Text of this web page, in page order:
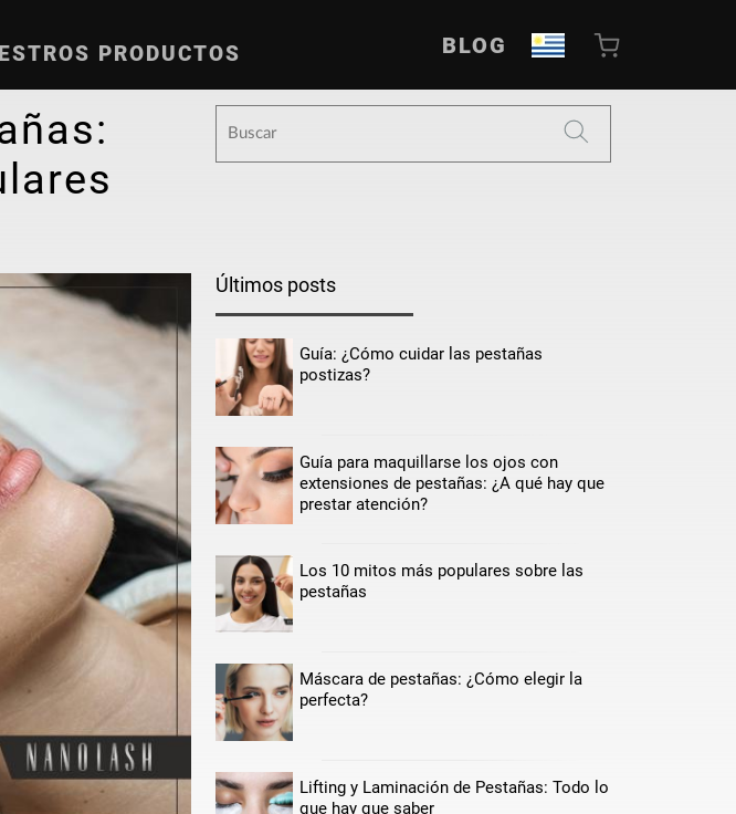
PRODUCTOS BLOG
Últimos posts
Guía: ¿Cómo cuidar las pestañas
postizas?
Guía para maquillarse los ojos con
extensiones de pestañas: ¿A qué hay que
prestar atención?
Los 10 mitos más populares sobre las
pestañas
Máscara de pestañas: ¿Cómo elegir la
perfecta?
Lifting y Laminación de Pestañas: Todo lo
que hay que saber